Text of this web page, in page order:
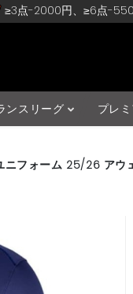
≥3点-2000円、≥6点-
ンスリーグ プレ
ニフォーム 25/26 アウ